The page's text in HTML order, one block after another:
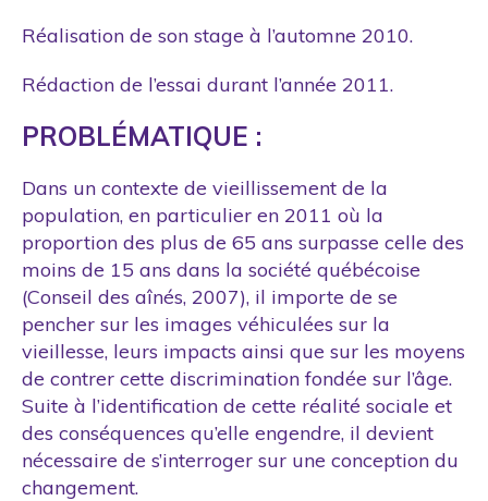
Réalisation de son stage à l’automne 2010.
Rédaction de l’essai durant l’année 2011.
PROBLÉMATIQUE :
Dans un contexte de vieillissement de la
population, en particulier en 2011 où la
proportion des plus de 65 ans surpasse celle des
moins de 15 ans dans la société québécoise
(Conseil des aînés, 2007), il importe de se
pencher sur les images véhiculées sur la
vieillesse, leurs impacts ainsi que sur les moyens
de contrer cette discrimination fondée sur l’âge.
Suite à l’identification de cette réalité sociale et
des conséquences qu’elle engendre, il devient
nécessaire de s’interroger sur une conception du
changement.